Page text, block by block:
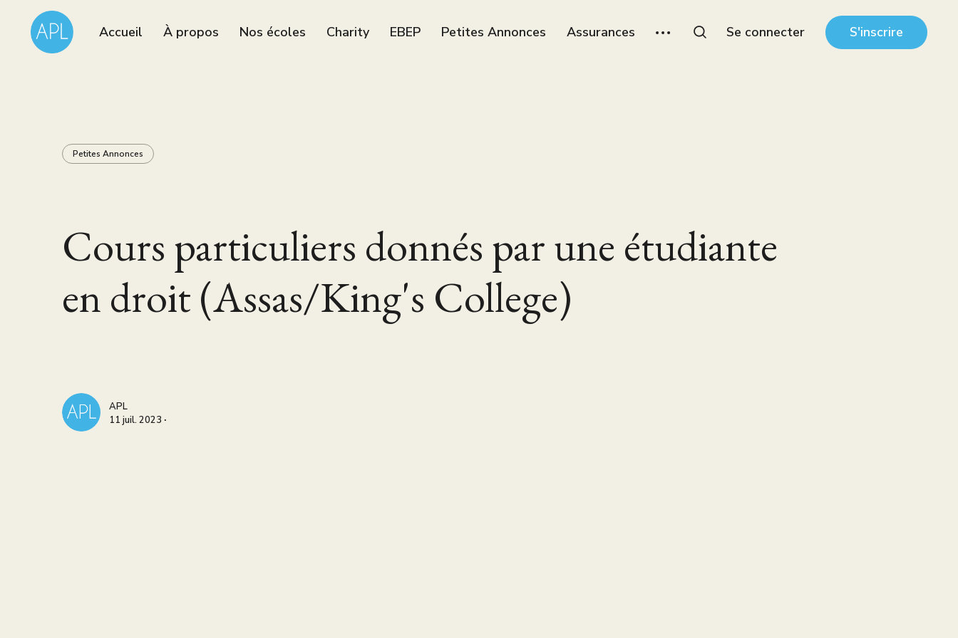
Accueil À propos Nos écoles Charity EBEP Petites Annonces Assurances Se connecter S'inscrire
Petites Annonces
Cours particuliers donnés par une étudiante
en droit (Assas/King's College)
APL
11 juil. 2023 ∙